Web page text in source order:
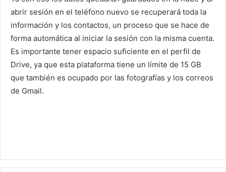
abrir sesión en el teléfono nuevo se recuperará toda la
información y los contactos, un proceso que se hace de
forma automática al iniciar la sesión con la misma cuenta.
Es importante tener espacio suficiente en el perfil de
Drive, ya que esta plataforma tiene un límite de 15 GB
que también es ocupado por las fotografías y los correos
de Gmail.